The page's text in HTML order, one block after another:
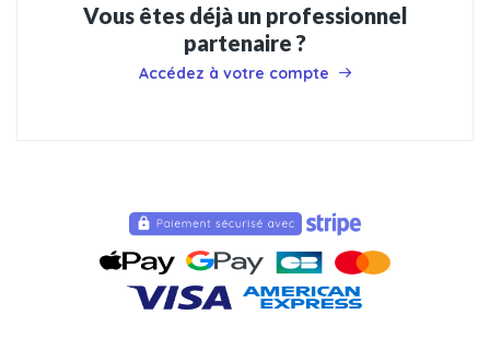
Vous êtes déjà un professionnel
partenaire ?
Accédez à votre compte